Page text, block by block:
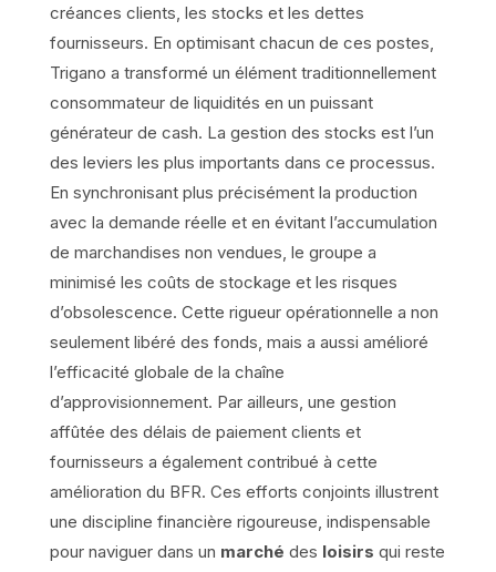
créances clients, les stocks et les dettes
fournisseurs. En optimisant chacun de ces postes,
Trigano a transformé un élément traditionnellement
consommateur de liquidités en un puissant
générateur de cash. La gestion des stocks est l’un
des leviers les plus importants dans ce processus.
En synchronisant plus précisément la production
avec la demande réelle et en évitant l’accumulation
de marchandises non vendues, le groupe a
minimisé les coûts de stockage et les risques
d’obsolescence. Cette rigueur opérationnelle a non
seulement libéré des fonds, mais a aussi amélioré
l’efficacité globale de la chaîne
d’approvisionnement. Par ailleurs, une gestion
affûtée des délais de paiement clients et
fournisseurs a également contribué à cette
amélioration du BFR. Ces efforts conjoints illustrent
une discipline financière rigoureuse, indispensable
pour naviguer dans un marché des loisirs qui reste